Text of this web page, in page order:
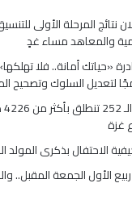
نتائج المرحلة الأولى
والمعاهد مساء غدٍ
«حياتك أمانة.. فلا
لتعديل السلوك وتصحيح
غزة
الاحتفال بذكرى المولد